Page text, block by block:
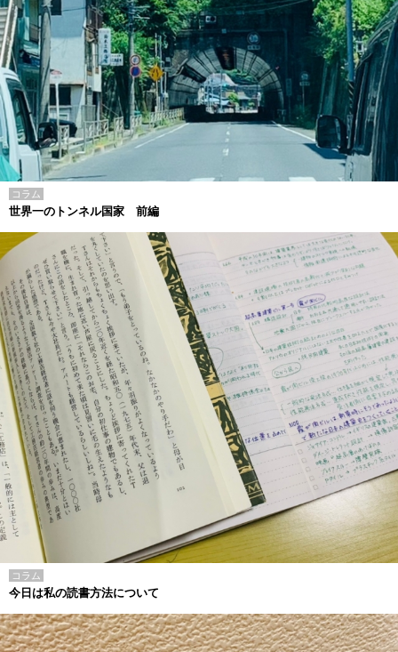
コラム
世界一のトンネル国家 前編
コラム
今日は私の読書方法について